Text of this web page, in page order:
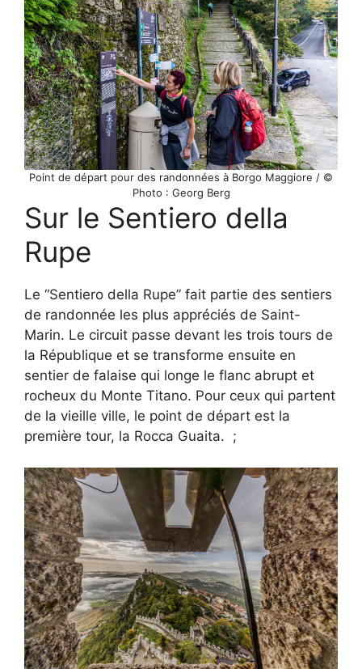
Point de départ pour des randonnées à Borgo Maggiore / ©
Photo : Georg Berg
Sur le Sentiero della
Rupe
Le “Sentiero della Rupe” fait partie des sentiers
de randonnée les plus appréciés de Saint-
Marin. Le circuit passe devant les trois tours de
la République et se transforme ensuite en
sentier de falaise qui longe le flanc abrupt et
rocheux du Monte Titano. Pour ceux qui partent
de la vieille ville, le point de départ est la
première tour, la Rocca Guaita. ;